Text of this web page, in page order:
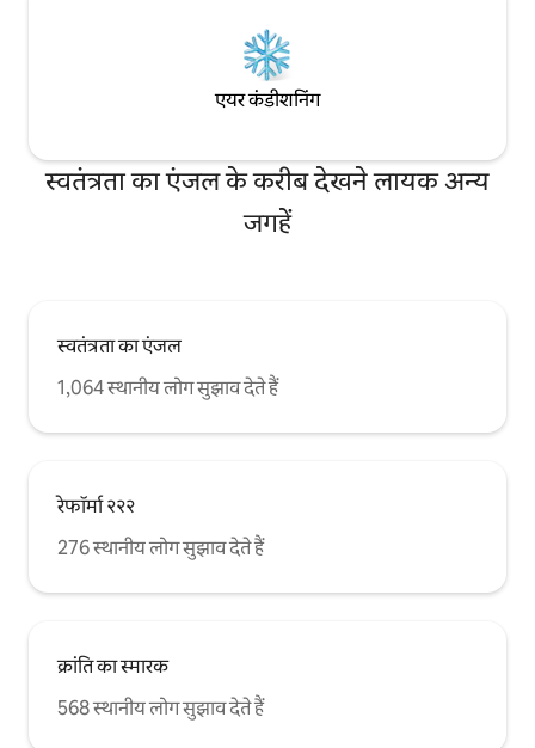
एयर कंडीशनिंग
स्वतंत्रता का एंजल के करीब देखने लायक अन्य
जगहें
स्वतंत्रता का एंजल
1,064 स्थानीय लोग सुझाव देते हैं
रेफॉर्मा २२२
276 स्थानीय लोग सुझाव देते हैं
क्रांति का स्मारक
568 स्थानीय लोग सुझाव देते हैं